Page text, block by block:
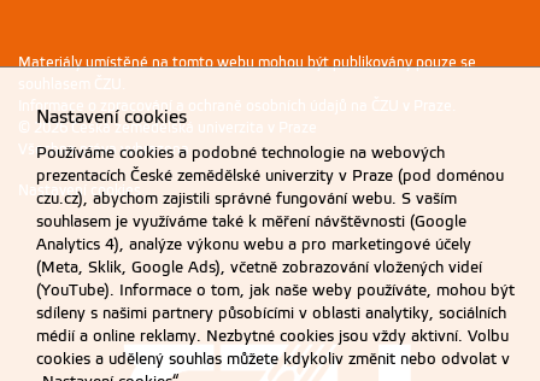
Materiály umístěné na tomto webu mohou být publikovány pouze se
souhlasem ČZU.
Informace o zpracování a ochraně osobních údajů na ČZU v Praze.
© 2026 Česká zemědělská univerzita v Praze
Všechna práva vyhrazena
Nastavení cookies
Nastavení cookies
Používáme cookies a podobné technologie na webových
prezentacích České zemědělské univerzity v Praze (pod doménou
czu.cz), abychom zajistili správné fungování webu. S vaším
souhlasem je využíváme také k měření návštěvnosti (Google
Analytics 4), analýze výkonu webu a pro marketingové účely
(Meta, Sklik, Google Ads), včetně zobrazování vložených videí
(YouTube). Informace o tom, jak naše weby používáte, mohou být
sdíleny s našimi partnery působícími v oblasti analytiky, sociálních
médií a online reklamy. Nezbytné cookies jsou vždy aktivní. Volbu
cookies a udělený souhlas můžete kdykoliv změnit nebo odvolat v